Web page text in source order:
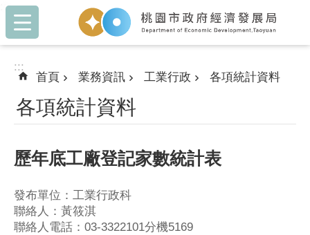
跳到主要內容區塊
:::
:::
首頁 業務資訊 工業行政 各項統計資料
各項統計資料
歷年底工廠登記家數統計表
發布單位：工業行政科
聯絡人：黃筱淇
聯絡人電話：03-3322101分機5169